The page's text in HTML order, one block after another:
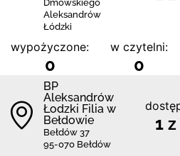
Dmowskiego
Aleksandrów
Łódzki
wypożyczone:
0
w czytelni:
0
BP
Aleksandrów
Łodzki Filia w
Bełdowie
Bełdów 37
95-070 Bełdów
1 z